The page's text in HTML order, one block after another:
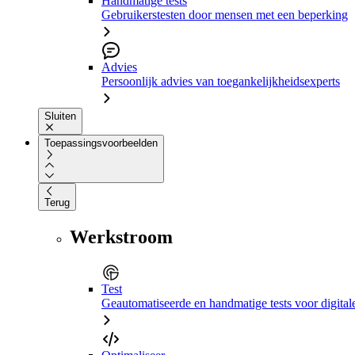
Gebruikerstesten door mensen met een beperking
Advies
Persoonlijk advies van toegankelijkheidsexperts
Sluiten
Toepassingsvoorbeelden
Terug
Werkstroom
Test
Geautomatiseerde en handmatige tests voor